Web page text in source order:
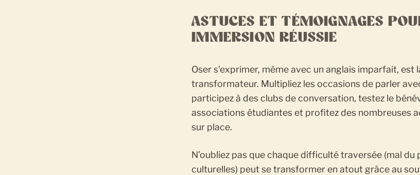
ASTUCES ET TÉMOIGNAGES
IMMERSION RÉUSSIE
Oser s’exprimer, même avec un anglais imparfait, est
transformateur. Multipliez les occasions de parler
participez à des clubs de conversation, testez le
associations étudiantes et profitez des nombreuses
sur place.
N’oubliez pas que chaque difficulté traversée (mal du
culturelles) peut se transformer en atout grâce au